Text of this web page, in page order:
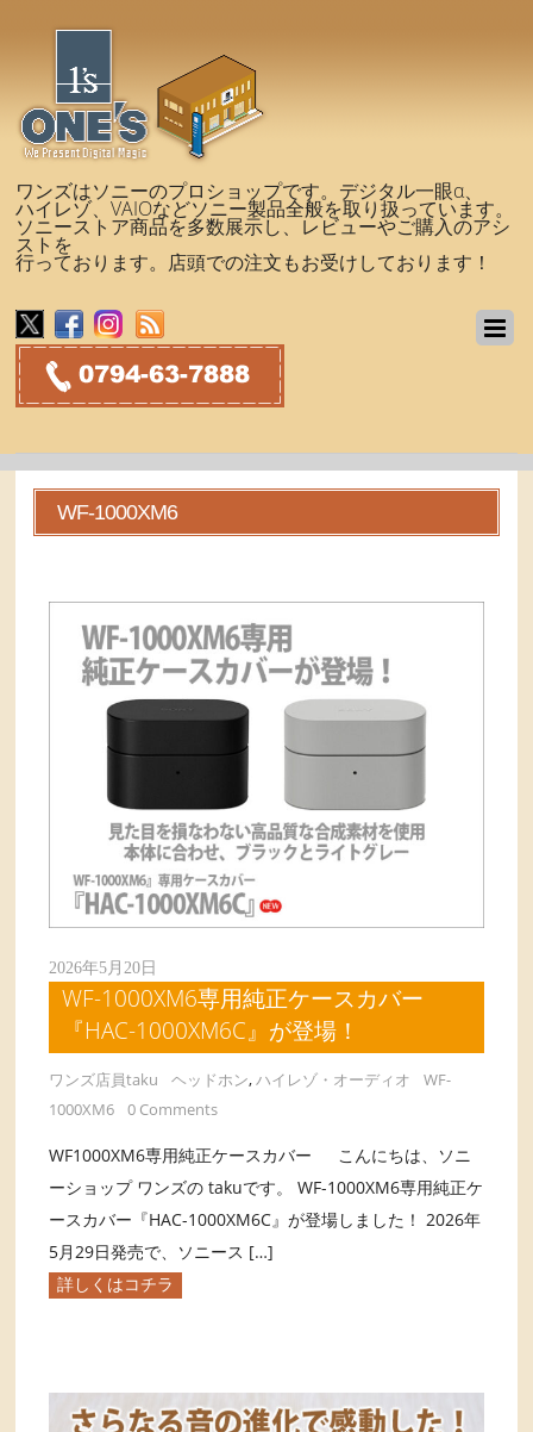
ワンズはソニーのプロショップです。デジタル一眼α、
ハイレゾ、VAIOなどソニー製品全般を取り扱っています。
ソニーストア商品を多数展示し、レビューやご購入のアシ
ストを
行っております。店頭での注文もお受けしております！
WF-1000XM6
2026年5月20日
WF-1000XM6専用純正ケースカバー
『HAC-1000XM6C』が登場！
ワンズ店員taku ヘッドホン,ハイレゾ・オーディオ
WF-
1000XM6
0 Comments
WF1000XM6専用純正ケースカバー こんにちは、ソニ
ーショップ ワンズの takuです。 WF-1000XM6専用純正ケ
ースカバー『HAC-1000XM6C』が登場しました！ 2026年
5月29日発売で、ソニース […]
詳しくはコチラ